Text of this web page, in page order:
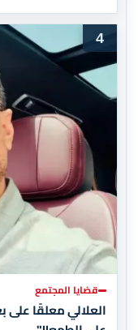
4
قضايا المجتمع
العلالي معلقًا